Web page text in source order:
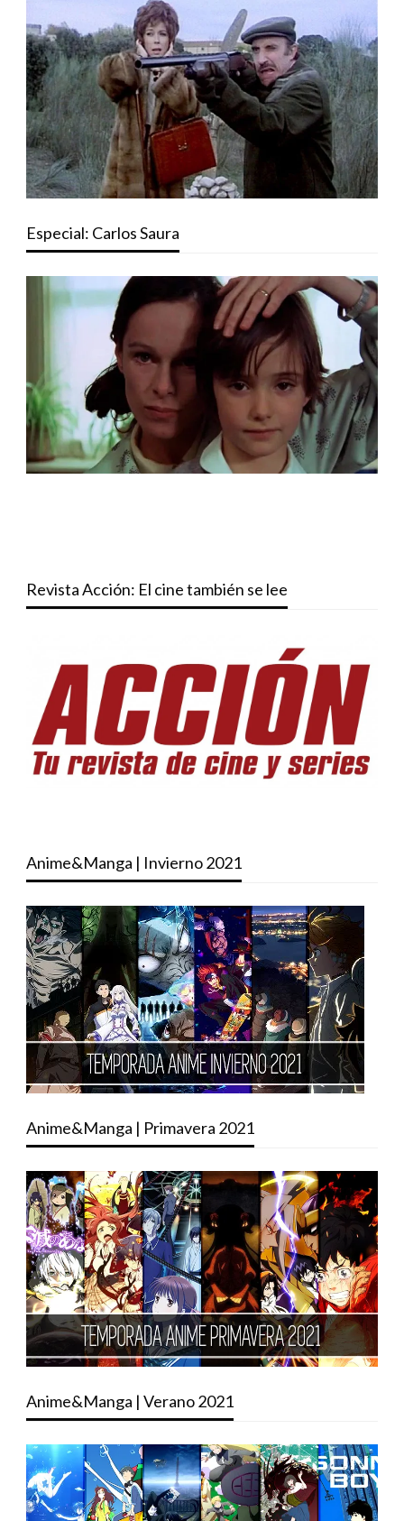
Especial: Carlos Saura
Revista Acción: El cine también se lee
Anime&Manga | Invierno 2021
Anime&Manga | Primavera 2021
Anime&Manga | Verano 2021